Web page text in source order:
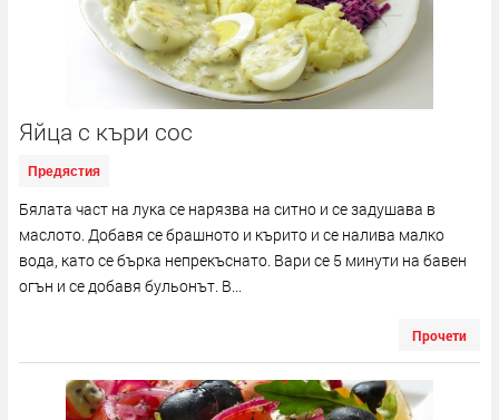
Яйца с къри сос
Предястия
Бялата част на лука се нарязва на ситно и се задушава в
маслото. Добавя се брашното и кърито и се налива малко
вода, като се бърка непрекъснато. Вари се 5 минути на бавен
огън и се добавя бульонът. В...
Прочети